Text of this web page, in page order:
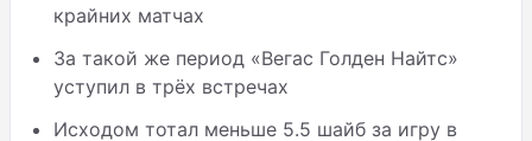
крайних матчах
За такой же период «Вегас Голден Найтс»
уступил в трёх встречах
Исходом тотал меньше 5.5 шайб за игру в